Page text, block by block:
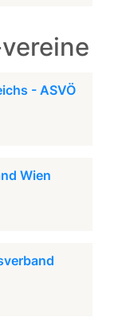
- ASVÖ
Wien